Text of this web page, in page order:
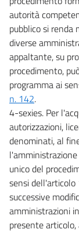
autorità
pubblico si renda
diverse
appaltante, su
procedimento,
programma ai
n. 142.
4-sexies. Per
autorizzazioni,
denominati, al
unico del
sensi
successive
amministrazioni
presente